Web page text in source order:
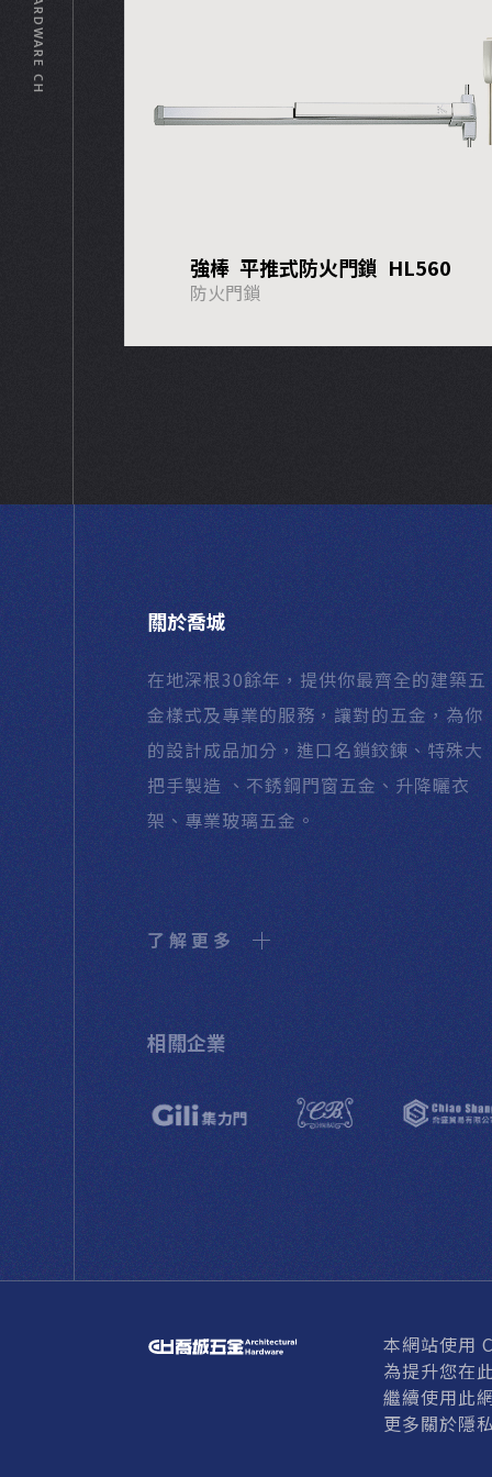
本網站使用
為提升您在
繼續使用此
更多關於隱
強棒 平推式防火門鎖 HL560
防火門鎖
關於喬城
在地深根30餘年，提供你最齊全的建築五
金樣式及專業的服務，讓對的五金，為你
的設計成品加分，進口名鎖鉸鍊、特殊大
把手製造 、不銹鋼門窗五金、升降曬衣
架、專業玻璃五金。
了解更多
相關企業